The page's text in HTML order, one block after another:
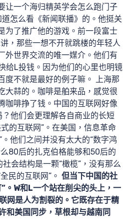
让一个海归精英学会怎么跑门子
怎么看《新闻联播》的。他挺关
为了推广他的游戏。前一段富士
，那些一想不开就跳楼的年轻人
外世界交流的唯一媒介。他们有
给L投钱。因为他们的心里也明镜
度不就是最好的例子嘛。 上海那
大蒜的。咖啡是舶来品，感觉很
咖啡挣了钱。中国的互联网好像
他们会更理解各自商业的长短
的互联网”。在美国，信息革命
他们之间并没有太大的“数字鸿
80后的扎克伯格能够和50后的
会结构是一颗“橄榄”，没有那么
民的互联网”。 但当下中国的社
。W和L一个站在削尖的头上，一
网是人为割裂的。它既存在于精
和美国同步，草根却与越南同